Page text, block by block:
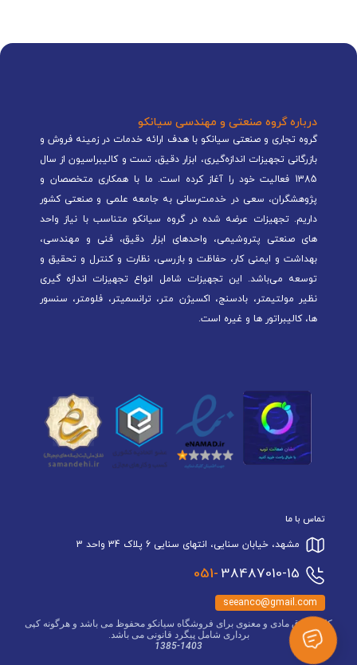
درباره گروه صنعتی و مهندسی سیانکو
گروه تجاری و صنعتی سیانکو با هدف ارائه خدمات در زمینه فروش و
بازرگانی تجهیزات اندازه‌گیری، ابزار دقیق، تست و کالیبراسیون از سال
1385 فعالیت خود را آغاز کرده است. ما با همکاری متخصصان و
پژوهشگران، سعی در خدمت‌رسانی به جامعه علمی و صنعتی کشور
داریم. تجهیزات عرضه شده در گروه سیانکو متناسب با نیاز واحد
های صنعتی پتروشیمی، واحدهای ابزار دقیق، فنی و مهندسی،
بهداشت و ایمنی کار، حفاظت و بازرسی، نظارت و کنترل و تحقیق و
توسعه می‌باشد. این تجهیزات شامل انواع تجهیزات اندازه گیری
نظیر مولتیمتر، بادسنج، اکسیژن متر، ترانسمیتر، فلومتر، سنسور
ها، کالیبراتور ها و غیره است.
تماس با ما
مشهد، خیابان سنایی، انتهای سنایی 6 پلاک 34 واحد 3
051- 38487010-15
seeanco@gmail.com
کلیه حقوق مادی و معنوی برای فروشگاه سیانکو محفوظ می باشد و هرگونه کپی
برداری شامل پیگرد قانونی می باشد.
1385-1403